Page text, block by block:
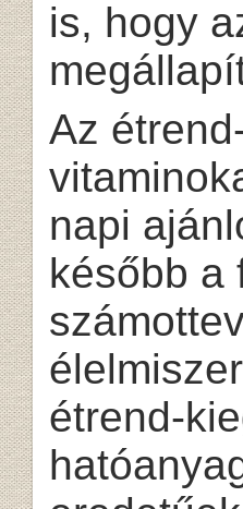
is, hogy
Az
napi
később a
étrend-